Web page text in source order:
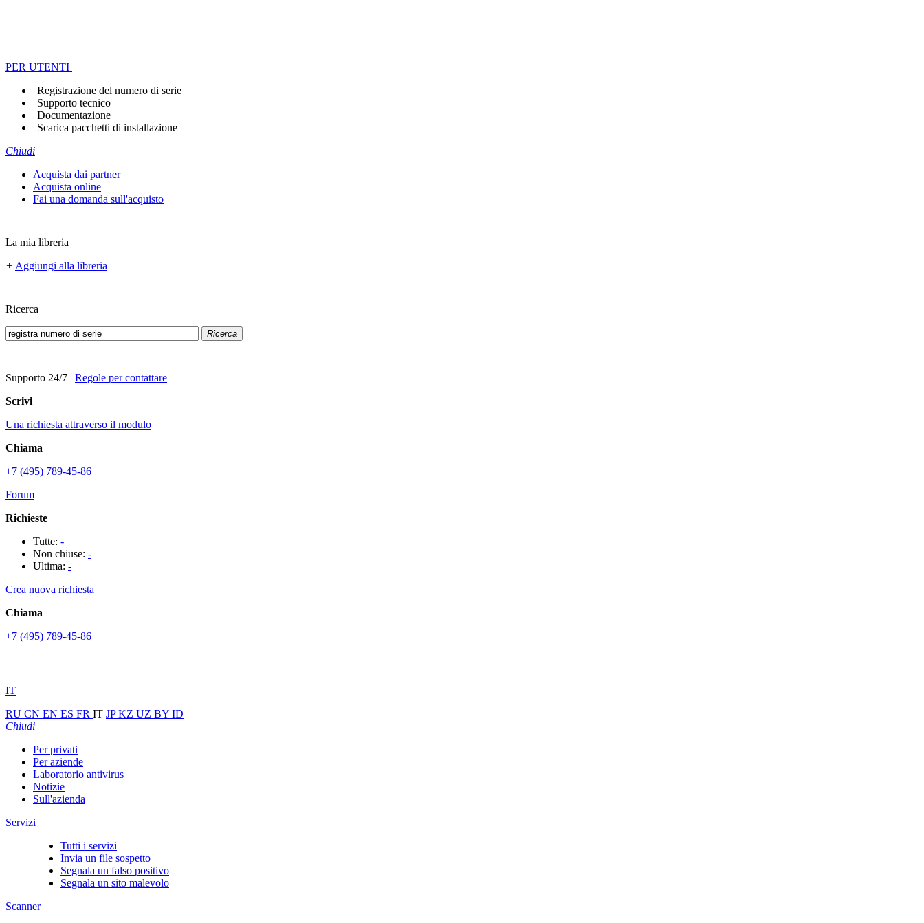
PER UTENTI
Registrazione del numero di serie
Supporto tecnico
Documentazione
Scarica pacchetti di installazione
Chiudi
Acquista dai partner
Acquista online
Fai una domanda sull'acquisto
La mia libreria
+ Aggiungi alla libreria
Ricerca
Ricerca
Supporto 24/7 | Regole per contattare
Scrivi
Una richiesta attraverso il modulo
Chiama
+7 (495) 789-45-86
Forum
Richieste
Tutte: -
Non chiuse: -
Ultima: -
Crea nuova richiesta
Chiama
+7 (495) 789-45-86
IT
RU CN EN ES FR IT JPKZ UZ BY ID
Chiudi
Per privati
Per aziende
Laboratorio antivirus
Notizie
Sull'azienda
Servizi
Tutti i servizi
Invia un file sospetto
Segnala un falso positivo
Segnala un sito malevolo
Scanner